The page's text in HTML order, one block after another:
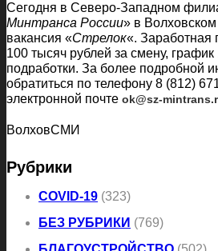
Сегодня в Северо-Западном
Минтранса России» в
вакансия «Стрелок«. Заработная
100 тысяч рублей за смену,
подработки. За более подробной
обратиться по телефону 8 (812)
электронной почте ok@sz-
ВолховСМИ
Рубрики
COVID-19 (323)
БЕЗ РУБРИКИ (769)